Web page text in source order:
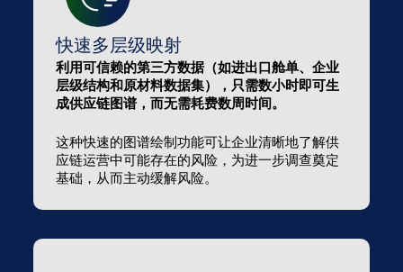
快速多层级映射
利用可信赖的第三方数据（如进出口舱单、企业
层级结构和原材料数据集），只需数小时即可生
成供应链图谱，而无需耗费数周时间。
这种快速的图谱绘制功能可让企业清晰地了解供
应链运营中可能存在的风险，为进一步调查奠定
基础，从而主动缓解风险。